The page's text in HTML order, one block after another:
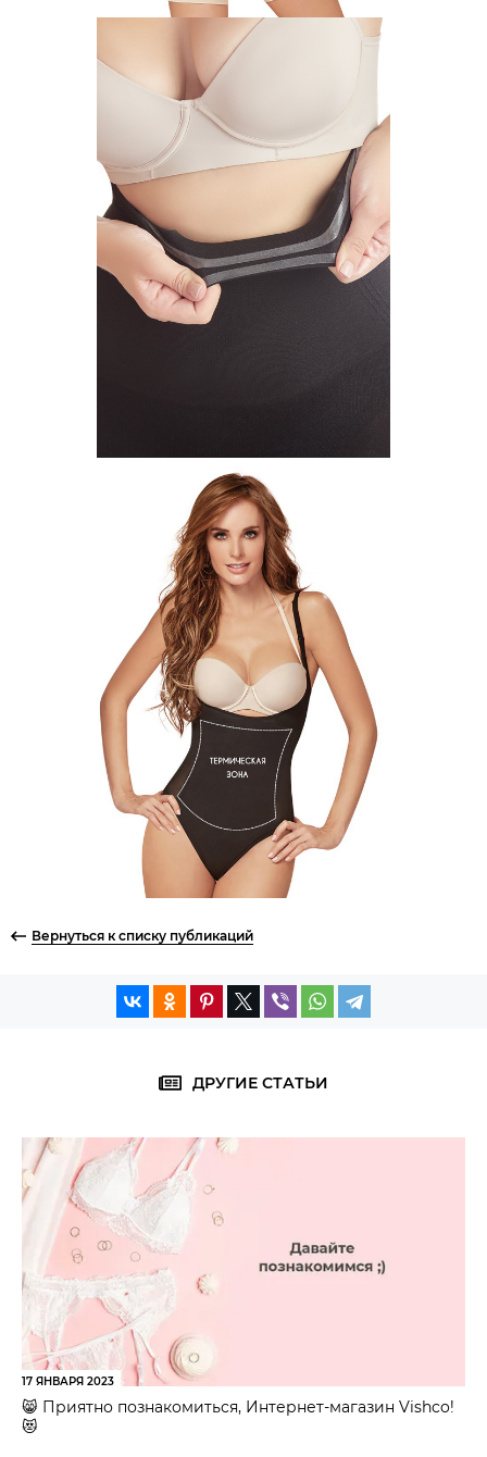
Вернуться к списку публикаций
ДРУГИЕ СТАТЬИ
17 ЯНВАРЯ 2023
😸 Приятно познакомиться, Интернет-магазин Vishco!
😻